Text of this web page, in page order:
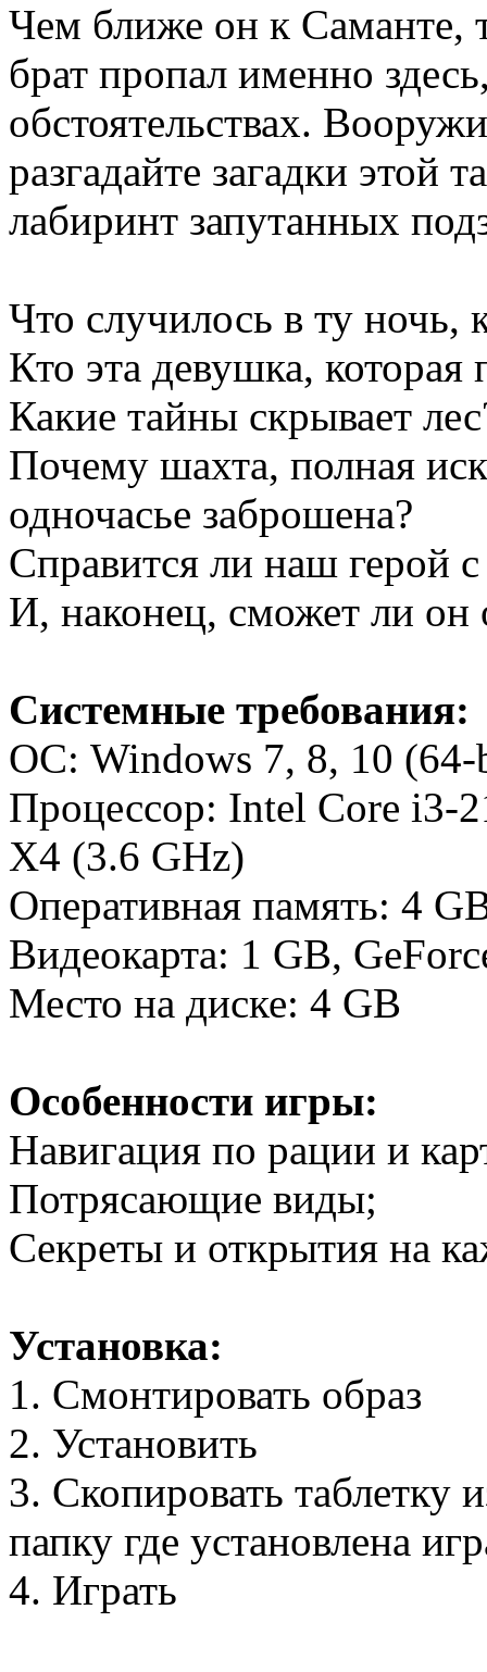
Чем ближе он к Саманте,
брат пропал именно
обстоятельствах.
разгадайте загадки этой
лабиринт запутанных
Что случилось в ту ночь,
Кто эта девушка,
Какие тайны скрывает
Почему шахта, полная
одночасье заброшена?
Справится ли наш герой
И, наконец, сможет ли он
Системные требования:
ОС: Windows 7, 8, 10
Процессор: Intel Core i3-
X4 (3.6 GHz)
Оперативная память: 4
Видеокарта: 1 GB,
Место на диске: 4 GB
Особенности игры:
Навигация по рации и
Потрясающие виды;
Секреты и открытия на
Установка:
1. Смонтировать образ
2. Установить
3. Скопировать таблетку
папку где установлена
4. Играть